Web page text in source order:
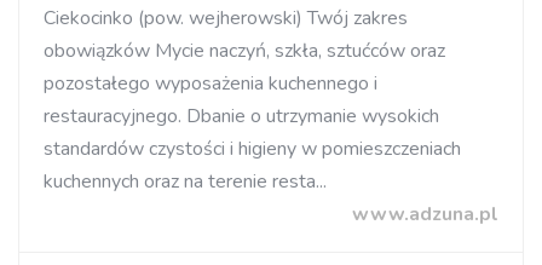
Ciekocinko (pow. wejherowski) Twój zakres
obowiązków Mycie naczyń, szkła, sztućców oraz
pozostałego wyposażenia kuchennego i
restauracyjnego. Dbanie o utrzymanie wysokich
standardów czystości i higieny w pomieszczeniach
kuchennych oraz na terenie resta...
www.adzuna.pl